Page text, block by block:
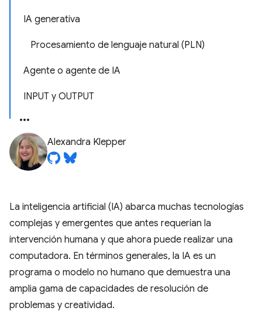
IA generativa
Procesamiento de lenguaje natural (PLN)
Agente o agente de IA
INPUT y OUTPUT
Alexandra Klepper
La inteligencia artificial (IA) abarca muchas tecnologías
complejas y emergentes que antes requerían la
intervención humana y que ahora puede realizar una
computadora. En términos generales, la IA es un
programa o modelo no humano que demuestra una
amplia gama de capacidades de resolución de
problemas y creatividad.